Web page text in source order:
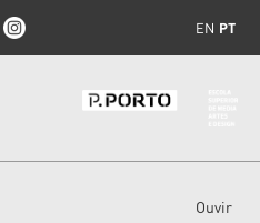
EN PT
Ouvir